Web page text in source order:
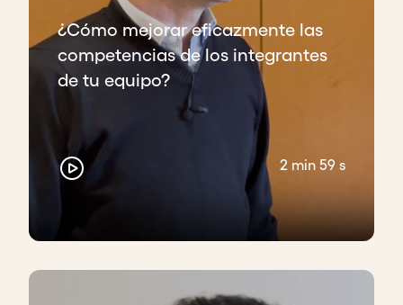
¿Cómo mejorar eficazmente las
competencias de los integrantes
de tu equipo?
2 min 59 s